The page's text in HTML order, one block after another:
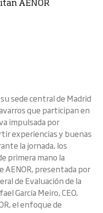
AENOR
sede central de Madrid
que participan en
impulsada por
experiencias y buenas
la jornada, los
primera mano la
presentada por
de Evaluación de la
García Meiro, CEO,
el enfoque de